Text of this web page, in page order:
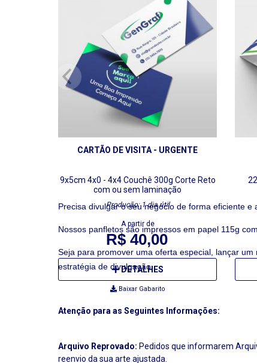
CARTÃO DE VISITA - URGENTE
9x5cm 4x0 - 4x4 Couchê 300g Corte Reto
com ou sem laminação
Produção: 1 dia útil
A partir de
R$ 40,00
DETALHES
Baixar Gabarito
Precisa divulgar o seu negócio de forma eficiente e
Nossos panfletos são impressos em papel 115g
Seja para promover uma oferta especial, lançar
estratégia de divulgação.
Atenção para as Seguintes Informações:
Arquivo Reprovado: Pedidos que informarem
reenvio da sua arte ajustada.